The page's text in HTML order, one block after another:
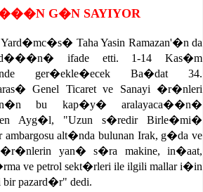
G�N SAYIYOR
Taha Yasin Ramazan'�n da
ifade etti. 1-14 Kas�m
ger�ekle�ecek Ba�dat 34.
Genel Ticaret ve Sanayi �r�nleri
bu kap�y� aralayaca��n�
Ayg�l, "Uzun s�redir Birle�mi�
ambargosu alt�nda bulunan Irak, g�da ve
yan� s�ra makine, in�aat,
ve petrol sekt�rleri ile ilgili mallar i�in
pazard�r" dedi.